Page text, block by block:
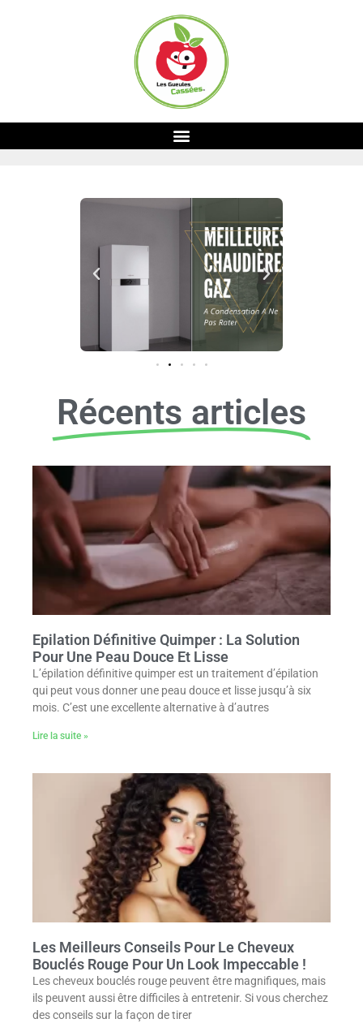
Récents articles
Epilation Définitive Quimper : La Solution
Pour Une Peau Douce Et Lisse
L’épilation définitive quimper est un traitement d’épilation
qui peut vous donner une peau douce et lisse jusqu’à six
mois. C’est une excellente alternative à d’autres
Lire la suite »
Les Meilleurs Conseils Pour Le Cheveux
Bouclés Rouge Pour Un Look Impeccable !
Les cheveux bouclés rouge peuvent être magnifiques, mais
ils peuvent aussi être difficiles à entretenir. Si vous cherchez
des conseils sur la façon de tirer